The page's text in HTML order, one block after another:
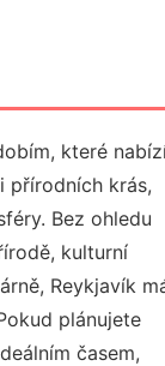
které
přírodních krás,
Bez ohledu
kulturní
Reykjavík
plánujete
časem,